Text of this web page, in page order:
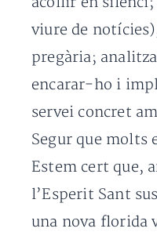
viure de
pregària;
encarar-ho i
servei concret
Segur que molts
Estem cert que,
l’Esperit Sant
una nova florida